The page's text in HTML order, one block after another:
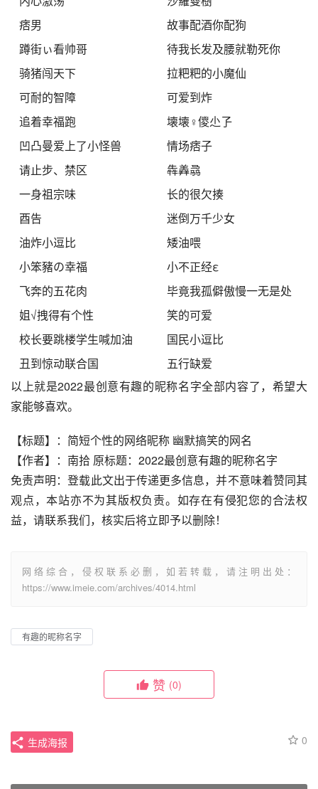
痞男
故事配酒你配狗
蹲街ぃ看帅哥
待我长发及腰就勒死你
骑猪闯天下
拉粑粑的小魔仙
可耐的智障
可爱到炸
追着幸福跑
壊壊♀儍尐孒
凹凸曼爱上了小怪兽
情场痞子
请止步、禁区
犇羴骉
一身祖宗味
长的很欠揍
酉告
迷倒万千少女
油炸小逗比
矮油喂
小笨豬の幸福
小不正经ε
飞奔的五花肉
毕竟我孤僻傲慢一无是处
姐√拽得有个性
笑的可爱
校长要跳楼学生喊加油
国民小逗比
丑到惊动联合国
五行缺爱
以上就是2022最创意有趣的昵称名字全部内容了，希望大
家能够喜欢。
【标题】：简短个性的网络昵称 幽默搞笑的网名
【作者】：南拾 原标题：2022最创意有趣的昵称名字
免责声明：登载此文出于传递更多信息，并不意味着赞同其
观点，本站亦不为其版权负责。如存在有侵犯您的合法权
益，请联系我们，核实后将立即予以删除！
网络综合，侵权联系必删，如若转载，请注明出处：
https://www.imeie.com/archives/4014.html
有趣的昵称名字
赞 (0)
0
生成海报